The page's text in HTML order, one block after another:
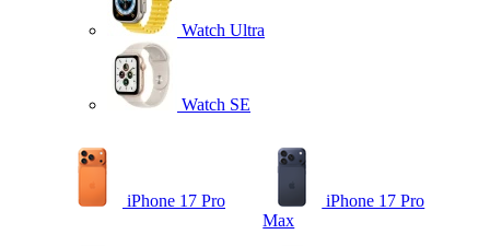
Watch Ultra
Watch SE
iPhone 17 Pro
iPhone 17 Pro
Max